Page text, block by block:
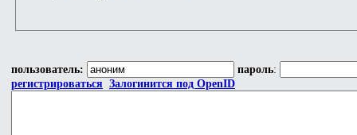
пользователь: пароль:
регистрироваться Залогинится под OpenID